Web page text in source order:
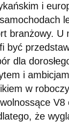
i
branżowy. U
być
dla
i
w
V8
że